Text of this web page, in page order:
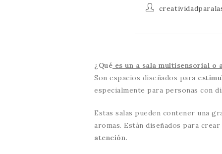
¿Qué es un a sala multisensorial o
Son espacios diseñados para
especialmente para personas con
Estas salas pueden contener una
aromas. Están diseñados para
atención.